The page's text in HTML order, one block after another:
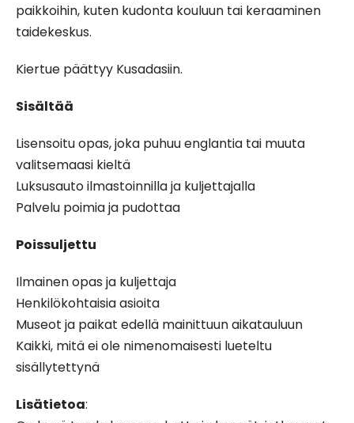
paikkoihin, kuten kudonta kouluun tai keraaminen
taidekeskus.
Kiertue päättyy Kusadasiin.
Sisältää
Lisensoitu opas, joka puhuu englantia tai muuta
valitsemaasi kieltä
Luksusauto ilmastoinnilla ja kuljettajalla
Palvelu poimia ja pudottaa
Poissuljettu
Ilmainen opas ja kuljettaja
Henkilökohtaisia asioita
Museot ja paikat edellä mainittuun aikatauluun
Kaikki, mitä ei ole nimenomaisesti lueteltu
sisällytettynä
Lisätietoa: